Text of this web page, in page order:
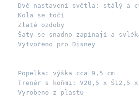
Dvě nastavení světla: stálý a
    Kola se točí
    Zlaté ozdoby
Šaty se snadno zapínají a
    Vytvořeno pro Disney
    Popelka: výška cca 9,5 cm
Trenér s koňmi: V20,5 x Š12,5
    Vyrobeno z plastu